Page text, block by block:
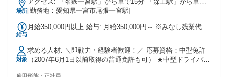
場所分 「上丸渕駅」から車で12分 「島氏永駅」から車で13分
駅」から車で17分 「今伊勢駅」から車で19分 「萩原駅」から
[勤務地：愛知県一宮市尾張一宮駅]
給与
月給350,000円以上 給与: 月給350,000円～ ※みなし残業代＋
が＋αの配送をすることで給与アップ。 月収40万円以上の実
績あり。 平日はがっつり稼ぐ、土日はリフレッシュ。 メリハ
リのある働き方ができます！ ※経験・能力を考慮いたしま
す！ ※一律手当含む ＜賞与あり＞ 決算賞与（8月） 特別賞与
対象
求める人材: ＼即戦力・経験者歓迎！／ 応募資格：中型免許
（2007年6月1日以前取得の普通免許も可） ★中型ドライバー